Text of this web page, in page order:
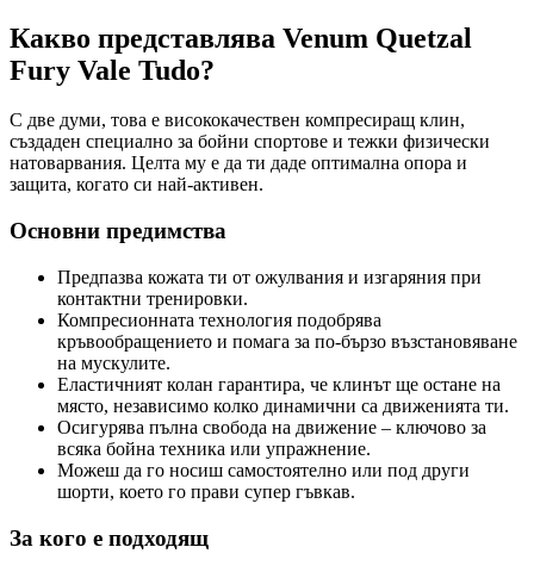
Какво представлява Venum Quetzal
Fury Vale Tudo?
С две думи, това е висококачествен компресиращ клин,
създаден специално за бойни спортове и тежки физически
натоварвания. Целта му е да ти даде оптимална опора и
защита, когато си най-активен.
Основни предимства
Предпазва кожата ти от ожулвания и изгаряния при
контактни тренировки.
Компресионната технология подобрява
кръвообращението и помага за по-бързо възстановяване
на мускулите.
Еластичният колан гарантира, че клинът ще остане на
място, независимо колко динамични са движенията ти.
Осигурява пълна свобода на движение – ключово за
всяка бойна техника или упражнение.
Можеш да го носиш самостоятелно или под други
шорти, което го прави супер гъвкав.
За кого е подходящ